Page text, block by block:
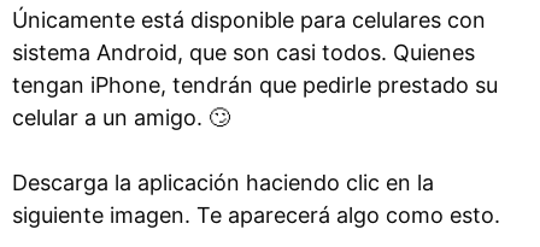
Únicamente está disponible para celulares con
sistema Android, que son casi todos. Quienes
tengan iPhone, tendrán que pedirle prestado su
celular a un amigo. 🙄
Descarga la aplicación haciendo clic en la
siguiente imagen. Te aparecerá algo como esto.